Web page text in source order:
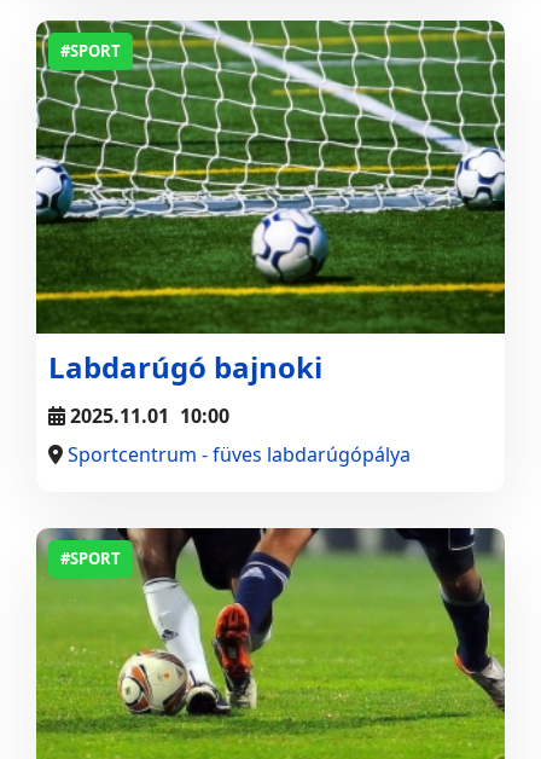
#SPORT
Labdarúgó bajnoki
2025.11.01 10:00
Sportcentrum - füves labdarúgópálya
#SPORT